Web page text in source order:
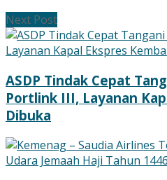
Next Post
ASDP Tindak Cepat
Portlink III, Layanan
Dibuka